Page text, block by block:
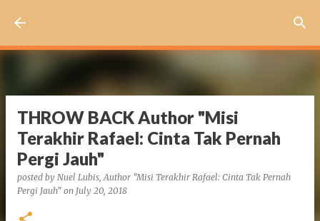
THROW BACK Author "Misi
Terakhir Rafael: Cinta Tak Pernah
Pergi Jauh"
posted by Nuel Lubis, Author "Misi Terakhir Rafael: Cinta Tak Pernah
Pergi Jauh" on July 20, 2018